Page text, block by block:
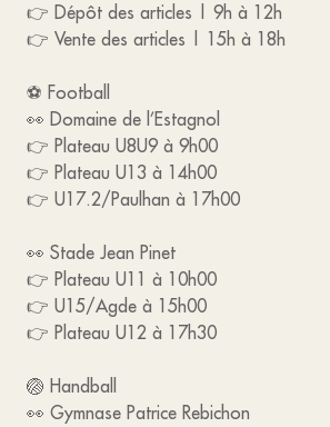
👉 Dépôt des articles | 9h à 12h
👉 Vente des articles | 15h à 18h
⚽️ Football
👀 Domaine de l’Estagnol
👉 Plateau U8U9 à 9h00
👉 Plateau U13 à 14h00
👉 U17.2/Paulhan à 17h00
👀 Stade Jean Pinet
👉 Plateau U11 à 10h00
👉 U15/Agde à 15h00
👉 Plateau U12 à 17h30
🏐 Handball
👀 Gymnase Patrice Rebichon